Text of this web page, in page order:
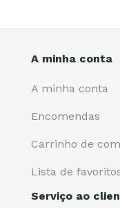
A minha conta
A minha conta
Encomendas
Carrinho de
Lista de
Serviço ao